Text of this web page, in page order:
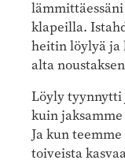
klapeilla.
heitin löylyä ja
alta
Löyly
kuin
Ja kun
toiveista